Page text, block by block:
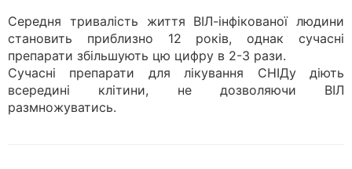
Середня тривалість життя ВІЛ-інфікованої людини
становить приблизно 12 років, однак сучасні
препарати збільшують цю цифру в 2-3 рази.
Сучасні препарати для лікування СНІДу діють
всередині клітини, не дозволяючи ВІЛ
размножуватись.